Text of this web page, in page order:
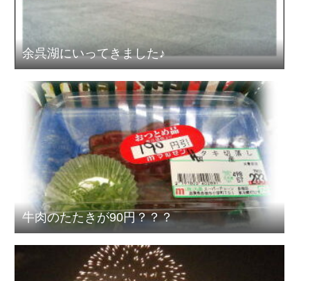
余呉湖にいってきました♪
牛肉のたたきが90円？？？